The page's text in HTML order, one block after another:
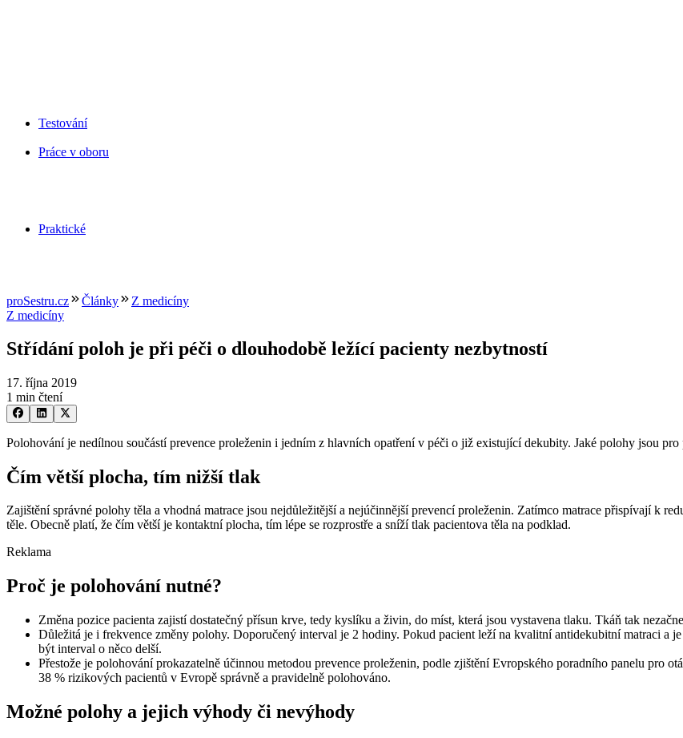
Testování
Práce v oboru
Praktické
proSestru.cz Články
Z medicíny
Z medicíny
Střídání poloh je při péči o dlouhodobě ležící pacienty nezbytností
17. října 2019
1 min čtení
Polohování je nedílnou součástí prevence proleženin i jedním z hlavních opatření v péči o již existující dekubity. Jaké polohy jsou
Čím větší plocha, tím nižší tlak
Zajištění správné polohy těla a vhodná matrace jsou nejdůležitější a nejúčinnější prevencí proleženin. Zatímco matrace přispívají k
těle. Obecně platí, že čím větší je kontaktní plocha, tím lépe se rozprostře a sníží tlak pacientova těla na podklad.
Reklama
Proč je polohování nutné?
Změna pozice pacienta zajistí dostatečný přísun krve, tedy kyslíku a živin, do míst, která jsou vystavena tlaku. Tkáň tak
Důležitá je i frekvence změny polohy. Doporučený interval je 2 hodiny. Pokud pacient leží na kvalitní antidekubitní matraci a
být interval o něco delší.
Přestože je polohování prokazatelně účinnou metodou prevence proleženin, podle zjištění Evropského poradního panelu pro
38 % rizikových pacientů v Evropě správně a pravidelně polohováno.
Možné polohy a jejich výhody či nevýhody